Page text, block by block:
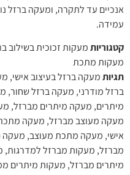
אנכיים עד לתקרה, ומעקה ברזל
עמידה.
קטגוריות מעקות זכוכית בשילוב
מעקות מתכת
תגיות מעקה ברזל בעיצוב אישי,
ברזל מודרני, מעקה ברזל שחור,
מיתרים, מעקה מיתרים מברזל,
מעקה מעוצב מברזל, מעקה
אישי, מעקה מתכת מעוצב, מעקה
מברזל, מעקות מברזל למדרגות,
מיתרים מברזל, מעקות מיתרים